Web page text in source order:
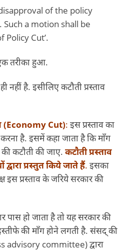
of the policy
a motion shall be
Policy Cut’.
तरीका हुआ.
नहीं है. इसीलिए कटौती प्रस्ताव
(Economy Cut): इस प्रस्ताव का
है. इसमें कहा जाता है कि माँग
कटौती की जाए. कटौती प्रस्ताव
प्रस्तुत किये जाते हैं. इसका
इस प्रस्ताव के जरिये सरकार की
पास हो जाता है तो यह सरकार की
की माँग होने लगती है. संसद् की
advisory committee) द्वारा